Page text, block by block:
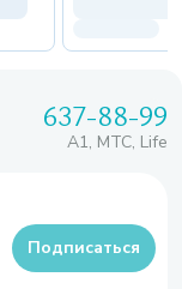
637-88-99
A1, МТС, Life
Подписаться